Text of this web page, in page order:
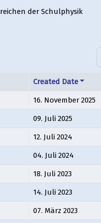
der Schulphysik
Created Date
16. November 2025
09. Juli 2025
12. Juli 2024
04. Juli 2024
18. Juli 2023
14. Juli 2023
07. März 2023